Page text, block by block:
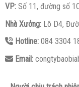
VP: Số 11, đường số
Nhà Xưởng: Lô D4,
Hotline:084 3304
Email: